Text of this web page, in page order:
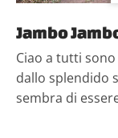
Jambo
Ciao a tutti
dallo splendido
sembra di